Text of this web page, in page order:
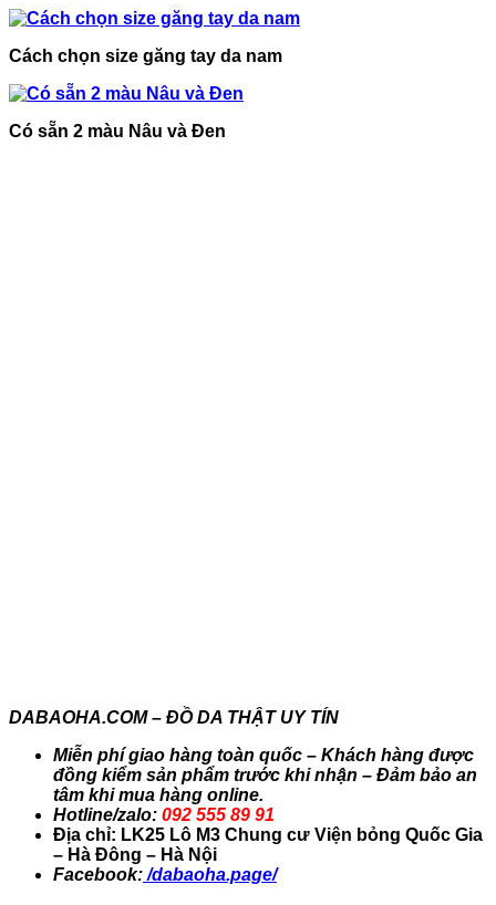
Cách chọn size găng tay da nam
Có sẵn 2 màu Nâu và Đen
DABAOHA.COM – ĐỒ DA THẬT UY TÍN
Miễn phí giao hàng toàn quốc – Khách hàng được
đồng kiểm sản phẩm trước khi nhận – Đảm bảo an
tâm khi mua hàng online.
Hotline/zalo: 092 555 89 91
Địa chỉ: LK25 Lô M3 Chung cư Viện bỏng Quốc Gia
– Hà Đông – Hà Nội
Facebook: /dabaoha.page/